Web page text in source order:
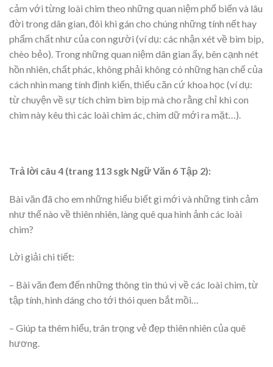
cảm với từng loài chim theo những quan niệm phổ biến và lâu
đời trong dân gian, đôi khi gán cho chúng những tính nết hay
phẩm chất như của con người (ví dụ: các nhận xét về bìm bịp,
chèo bẻo). Trong những quan niệm dân gian ấy, bên cạnh nét
hồn nhiên, chất phác, không phải không có những hạn chế của
cách nhìn mang tính định kiến, thiếu căn cứ khoa học (ví dụ:
từ chuyện về sự tích chim bìm bịp mà cho rằng chỉ khi con
chim này kêu thì các loài chim ác, chim dữ mới ra mặt…).
Trả lời câu 4 (trang 113 sgk Ngữ Văn 6 Tập 2):
Bài văn đã cho em những hiểu biết gì mới và những tình cảm
như thế nào về thiên nhiên, làng quê qua hình ảnh các loài
chim?
Lời giải chi tiết:
– Bài văn đem đến những thông tin thú vị về các loài chim, từ
tập tính, hình dáng cho tới thói quen bắt mồi…
– Giúp ta thêm hiểu, trân trọng vẻ đẹp thiên nhiên của quê
hương.